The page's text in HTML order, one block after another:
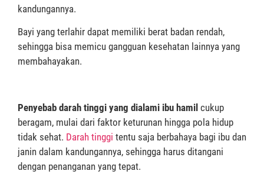
kandungannya.
Bayi yang terlahir dapat memiliki berat badan rendah,
sehingga bisa memicu gangguan kesehatan lainnya yang
membahayakan.
Penyebab darah tinggi yang dialami ibu hamil cukup
beragam, mulai dari faktor keturunan hingga pola hidup
tidak sehat. Darah tinggi tentu saja berbahaya bagi ibu dan
janin dalam kandungannya, sehingga harus ditangani
dengan penanganan yang tepat.